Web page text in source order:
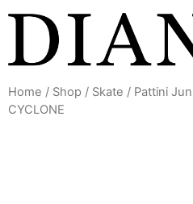
contenuto
Home / Shop / Skate / Pattini
CYCLONE